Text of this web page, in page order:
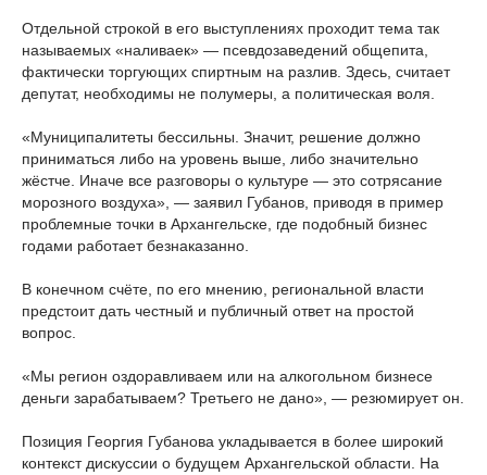
Отдельной строкой в его выступлениях проходит тема так
называемых «наливаек» — псевдозаведений общепита,
фактически торгующих спиртным на разлив. Здесь, считает
депутат, необходимы не полумеры, а политическая воля.
«Муниципалитеты бессильны. Значит, решение должно
приниматься либо на уровень выше, либо значительно
жёстче. Иначе все разговоры о культуре — это сотрясание
морозного воздуха», — заявил Губанов, приводя в пример
проблемные точки в Архангельске, где подобный бизнес
годами работает безнаказанно.
В конечном счёте, по его мнению, региональной власти
предстоит дать честный и публичный ответ на простой
вопрос.
«Мы регион оздоравливаем или на алкогольном бизнесе
деньги зарабатываем? Третьего не дано», — резюмирует он.
Позиция Георгия Губанова укладывается в более широкий
контекст дискуссии о будущем Архангельской области. На